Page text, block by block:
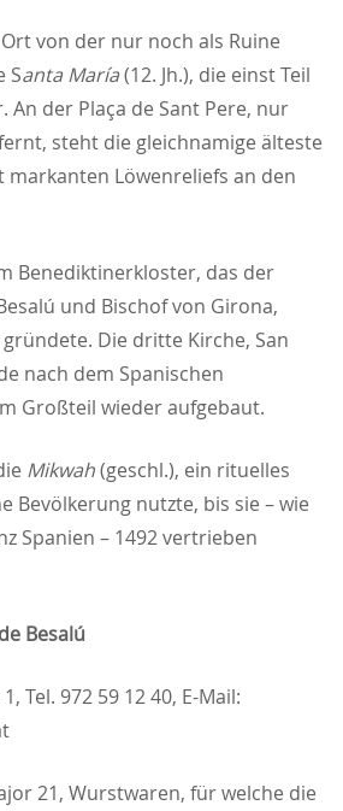
von der nur noch als Ruine
Santa María(12. Jh.), die einst Teil
An der Plaça de Sant Pere, nur
steht die gleichnamige älteste
markanten Löwenreliefs an den
Benediktinerkloster, das der
und Bischof von Girona,
Die dritte Kirche, San
nach dem Spanischen
Großteil wieder aufgebaut.
Mikwah(geschl.), ein rituelles
Bevölkerung nutzte, bis sie – wie
Spanien – 1492 vertrieben
Besalú
Tel. 972 59 12 40, E-Mail:
21, Wurstwaren, für welche die